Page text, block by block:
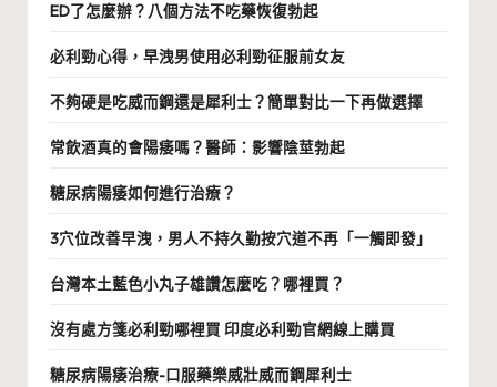
ED了怎麼辦？八個方法不吃藥恢復勃起
必利勁心得，早洩男使用必利勁征服前女友
不夠硬是吃威而鋼還是犀利士？簡單對比一下再做選擇
常飲酒真的會陽痿嗎？醫師：影響陰莖勃起
糖尿病陽痿如何進行治療？
3穴位改善早洩，男人不持久勤按穴道不再「一觸即發」
台灣本土藍色小丸子雄讚怎麼吃？哪裡買？
沒有處方箋必利勁哪裡買 印度必利勁官網線上購買
糖尿病陽痿治療-口服藥樂威壯威而鋼犀利士